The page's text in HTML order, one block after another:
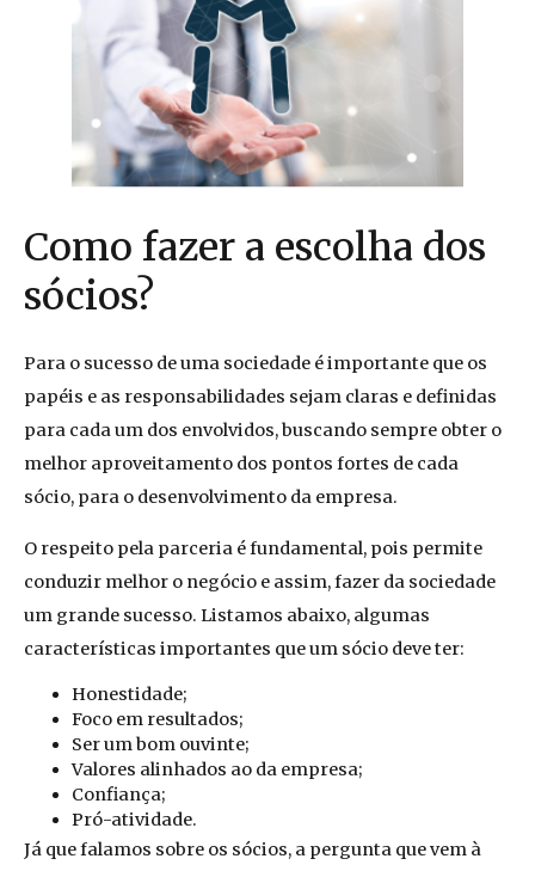
Como fazer a escolha dos
sócios?
Para o sucesso de uma sociedade é importante que os
papéis e as responsabilidades sejam claras e definidas
para cada um dos envolvidos, buscando sempre obter o
melhor aproveitamento dos pontos fortes de cada
sócio, para o desenvolvimento da empresa.
O respeito pela parceria é fundamental, pois permite
conduzir melhor o negócio e assim, fazer da sociedade
um grande sucesso. Listamos abaixo, algumas
características importantes que um sócio deve ter:
Honestidade;
Foco em resultados;
Ser um bom ouvinte;
Valores alinhados ao da empresa;
Confiança;
Pró-atividade.
Já que falamos sobre os sócios, a pergunta que vem à